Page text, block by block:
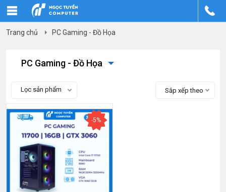
Trang chủ PC Gaming - Đồ Họa
PC Gaming - Đồ Họa
Lọc sản phẩm Sắp xếp theo
-5%